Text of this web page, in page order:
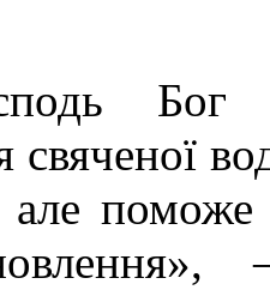
свяченої
але